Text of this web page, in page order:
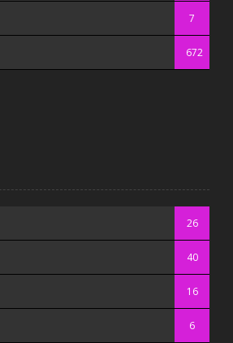
7
672
26
40
16
6